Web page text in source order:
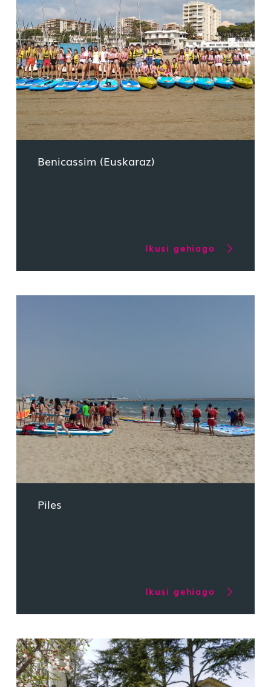
Benicassim (Euskaraz)
Ikusi gehiago
Piles
Ikusi gehiago